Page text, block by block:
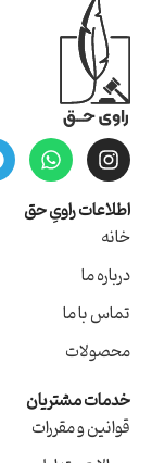
اطلاعات راویِ حق
خانه
درباره ما
تماس با ما
محصولات
خدمات مشتریان
قوانین و مقررات